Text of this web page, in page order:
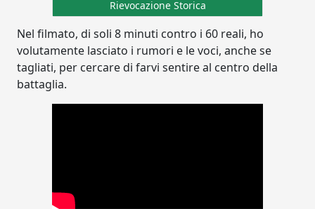
Rievocazione Storica
Nel filmato, di soli 8 minuti contro i 60 reali, ho
volutamente lasciato i rumori e le voci, anche se
tagliati, per cercare di farvi sentire al centro della
battaglia.